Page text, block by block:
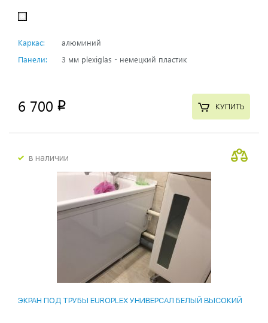
Каркас:
алюминий
Панели:
3 мм plexiglas - немецкий пластик
6 700 p КУПИТЬ
в наличии
ЭКРАН ПОД ТРУБЫ EUROPLEX УНИВЕРСАЛ БЕЛЫЙ ВЫСОКИЙ